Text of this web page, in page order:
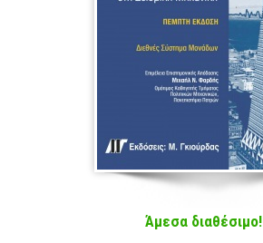
C++, Visual C++
Cobol - Assembly - Fortran
Άμεσα διαθέσιμο!